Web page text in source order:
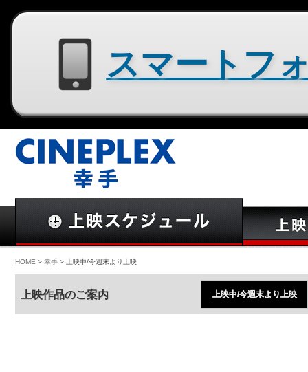
HOME > 幸手 > 上映中/今週末より上映
上映作品のご案内 上映中/今週末より上映